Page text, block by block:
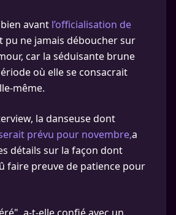
avant l’officialisation de
pu ne jamais déboucher sur
car la séduisante brune
où elle se consacrait
même.
la danseuse dont
prévu pour novembre,a
détails sur la façon dont
faire preuve de patience pour